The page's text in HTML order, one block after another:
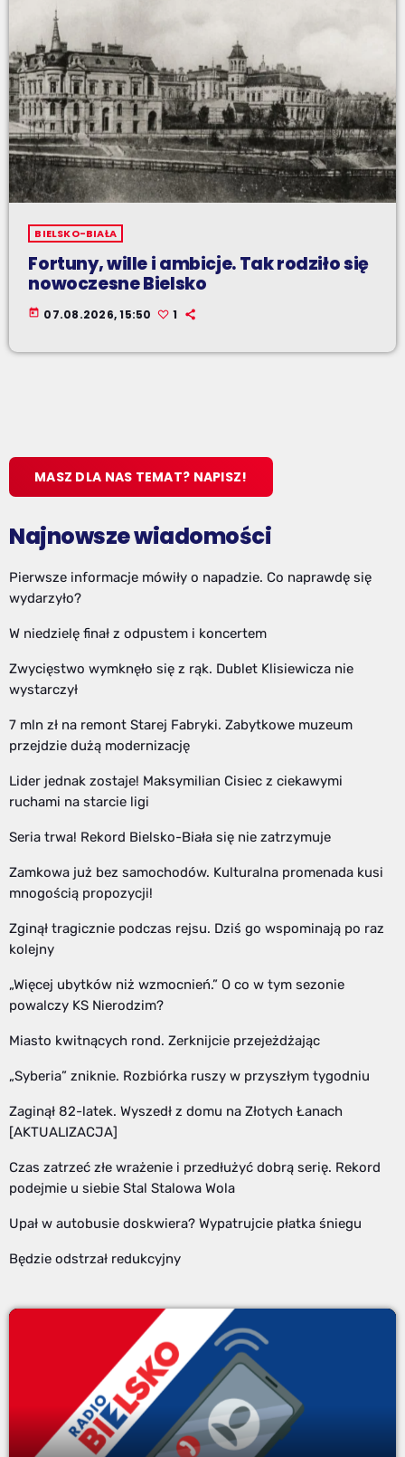
BIELSKO-BIAŁA
Fortuny, wille i ambicje. Tak rodziło się
nowoczesne Bielsko
today 07.08.2026, 15:50 1
MASZ DLA NAS TEMAT? NAPISZ!
Najnowsze wiadomości
Pierwsze informacje mówiły o napadzie. Co naprawdę się
wydarzyło?
W niedzielę finał z odpustem i koncertem
Zwycięstwo wymknęło się z rąk. Dublet Klisiewicza nie
wystarczył
7 mln zł na remont Starej Fabryki. Zabytkowe muzeum
przejdzie dużą modernizację
Lider jednak zostaje! Maksymilian Cisiec z ciekawymi
ruchami na starcie ligi
Seria trwa! Rekord Bielsko-Biała się nie zatrzymuje
Zamkowa już bez samochodów. Kulturalna promenada kusi
mnogością propozycji!
Zginął tragicznie podczas rejsu. Dziś go wspominają po raz
kolejny
„Więcej ubytków niż wzmocnień.” O co w tym sezonie
powalczy KS Nierodzim?
Miasto kwitnących rond. Zerknijcie przejeżdżając
„Syberia” zniknie. Rozbiórka ruszy w przyszłym tygodniu
Zaginął 82-latek. Wyszedł z domu na Złotych Łanach
[AKTUALIZACJA]
Czas zatrzeć złe wrażenie i przedłużyć dobrą serię. Rekord
podejmie u siebie Stal Stalowa Wola
Upał w autobusie doskwiera? Wypatrujcie płatka śniegu
Będzie odstrzał redukcyjny